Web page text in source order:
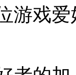
游戏